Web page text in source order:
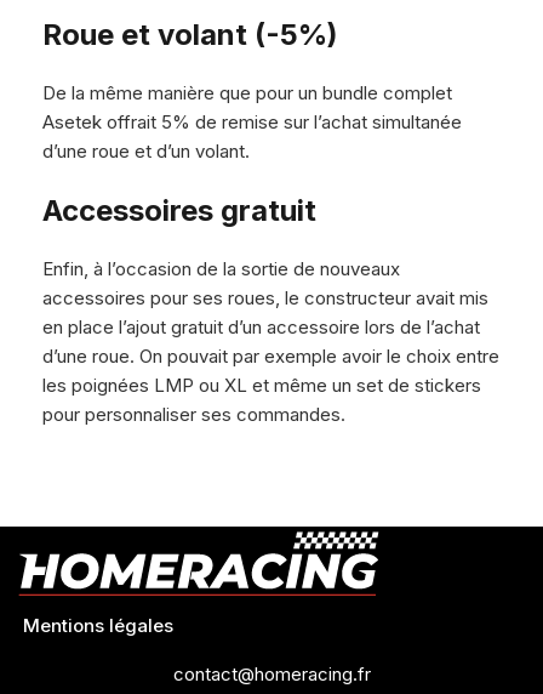
Roue et volant (-5%)
De la même manière que pour un bundle complet
Asetek offrait 5% de remise sur l’achat simultanée
d’une roue et d’un volant.
Accessoires gratuit
Enfin, à l’occasion de la sortie de nouveaux
accessoires pour ses roues, le constructeur avait mis
en place l’ajout gratuit d’un accessoire lors de l’achat
d’une roue. On pouvait par exemple avoir le choix entre
les poignées LMP ou XL et même un set de stickers
pour personnaliser ses commandes.
Mentions légales
contact@homeracing.fr